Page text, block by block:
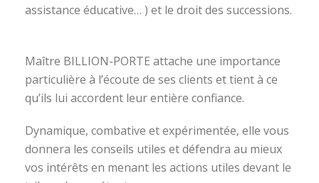
assistance éducative… ) et le droit des successions.
Maître BILLION-PORTE attache une importance
particulière à l’écoute de ses clients et tient à ce
qu’ils lui accordent leur entière confiance.
Dynamique, combative et expérimentée, elle vous
donnera les conseils utiles et défendra au mieux
vos intérêts en menant les actions utiles devant le